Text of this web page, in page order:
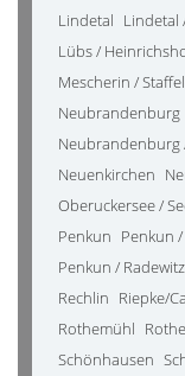
Lindetal Lindetal
Lübs /
Mescherin /
Neubrandenburg
Neuenkirchen
Oberuckersee /
Penkun Penkun
Penkun / Radewitz
Rechlin Riepke/
Rothemühl
Schönhausen